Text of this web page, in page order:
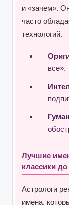
и «зачем».
часто
технологий.
все».
Лучшие
классики до
Астрологи
имена,